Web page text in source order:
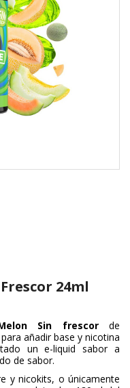
24ml
Sin frescorde
añadir base y nicotina
un e-liquid sabor a
de sabor.
y nicokits, o únicamente